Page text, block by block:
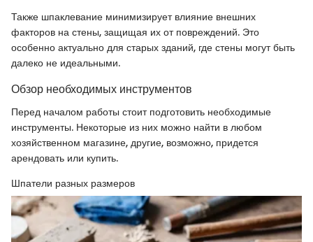
Также шпаклевание минимизирует влияние внешних
факторов на стены, защищая их от повреждений. Это
особенно актуально для старых зданий, где стены могут быть
далеко не идеальными.
Обзор необходимых инструментов
Перед началом работы стоит подготовить необходимые
инструменты. Некоторые из них можно найти в любом
хозяйственном магазине, другие, возможно, придется
арендовать или купить.
Шпатели разных размеров